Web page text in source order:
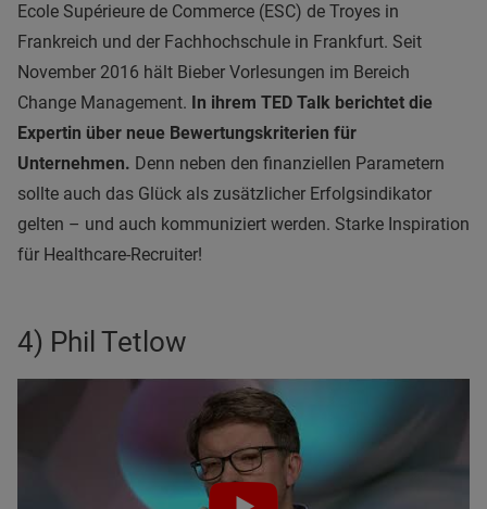
Ecole Supérieure de Commerce (ESC) de Troyes in
Frankreich und der Fachhochschule in Frankfurt. Seit
November 2016 hält Bieber Vorlesungen im Bereich
Change Management. In ihrem TED Talk berichtet die
Expertin über neue Bewertungskriterien für
Unternehmen. Denn neben den finanziellen Parametern
sollte auch das Glück als zusätzlicher Erfolgsindikator
gelten – und auch kommuniziert werden. Starke Inspiration
für Healthcare-Recruiter!
4) Phil Tetlow